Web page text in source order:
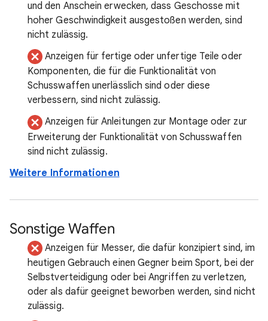
und den Anschein erwecken, dass Geschosse mit
hoher Geschwindigkeit ausgestoßen werden, sind
nicht zulässig.
Anzeigen für fertige oder unfertige Teile oder
Komponenten, die für die Funktionalität von
Schusswaffen unerlässlich sind oder diese
verbessern, sind nicht zulässig.
Anzeigen für Anleitungen zur Montage oder zur
Erweiterung der Funktionalität von Schusswaffen
sind nicht zulässig.
Weitere Informationen
Sonstige Waffen
Anzeigen für Messer, die dafür konzipiert sind, im
heutigen Gebrauch einen Gegner beim Sport, bei der
Selbstverteidigung oder bei Angriffen zu verletzen,
oder als dafür geeignet beworben werden, sind nicht
zulässig.